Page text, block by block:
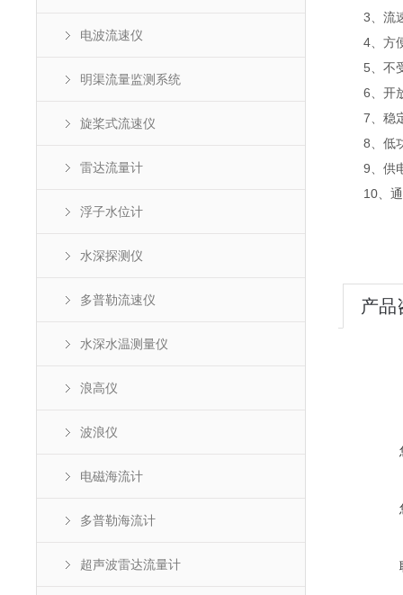
电波流速仪
明渠流量监测系统
旋桨式流速仪
雷达流量计
浮子水位计
水深探测仪
多普勒流速仪
水深水温测量仪
浪高仪
波浪仪
电磁海流计
多普勒海流计
超声波雷达流量计
3、流速
4、方便
5、不受
6、开放
7、稳定
8、低功
9、供电
10、通讯
产品